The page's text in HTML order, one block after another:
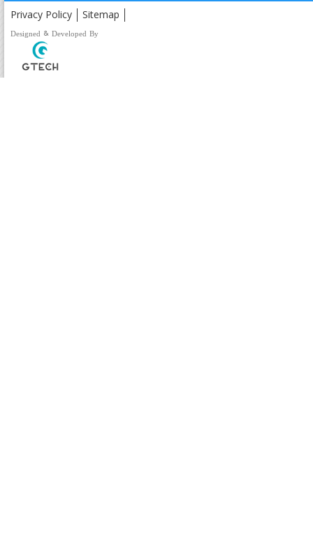
Privacy Policy Sitemap
Designed & Developed By